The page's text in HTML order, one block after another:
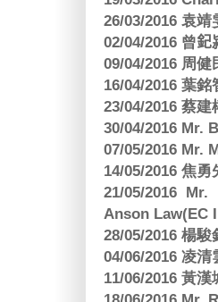
26/03/2016 袁
02/04/2016 曾
09/04/2016 周
16/04/2016 葉
23/04/2016 蔡
30/04/2016 Mr.
07/05/2016 Mr.
14/05/2016 焦
21/05/2016
Anson Law(EC
28/05/2016 楊
04/06/2016 凌
11/06/2016 黃